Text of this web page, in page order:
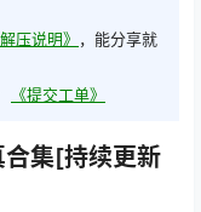
解压说明》 ，能分享就
《提交工单》
合集[持续更新